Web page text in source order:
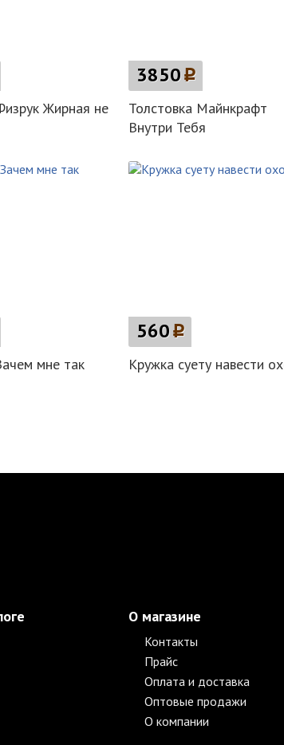
Жирная не
3850p
Толстовка Майнкрафт
Внутри Тебя
мне так
560p
Кружка суету навести
О магазине
Контакты
Прайс
Оплата и доставка
Оптовые продажи
О компании